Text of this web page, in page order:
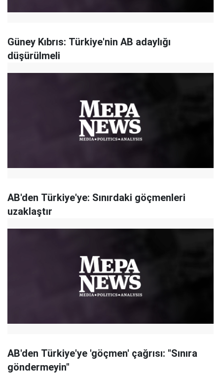
Güney Kıbrıs: Türkiye'nin AB adaylığı
düşürülmeli
AB'den Türkiye'ye: Sınırdaki göçmenleri
uzaklaştır
AB'den Türkiye'ye 'göçmen' çağrısı: "Sınıra
göndermeyin"